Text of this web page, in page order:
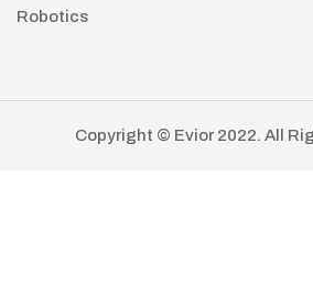
Robotics
Copyright © Evior 2022. All